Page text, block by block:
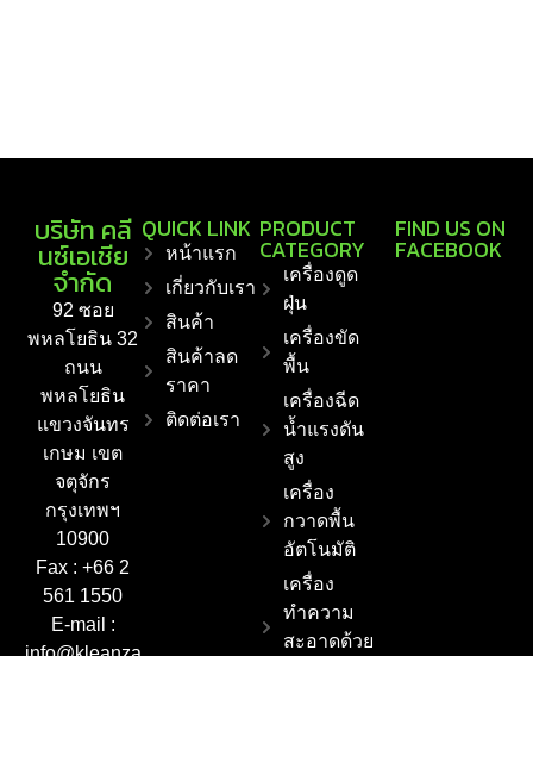
บริษัท คลี
นซ์เอเชีย
จำกัด
92 ซอย
พหลโยธิน 32
ถนน
พหลโยธิน
แขวงจันทร
เกษม เขต
จตุจักร
กรุงเทพฯ
10900
Fax : +66 2
561 1550
E-mail :
info@kleanza
QUICK LINK
หน้าแรก
เกี่ยวกับเรา
สินค้า
สินค้าลด
ราคา
ติดต่อเรา
PRODUCT
CATEGORY
เครื่องดูด
ฝุ่น
เครื่องขัด
พื้น
เครื่องฉีด
น้ำแรงดัน
สูง
เครื่อง
กวาดพื้น
อัตโนมัติ
เครื่อง
ทำความ
สะอาดด้วย
FIND US ON
FACEBOOK